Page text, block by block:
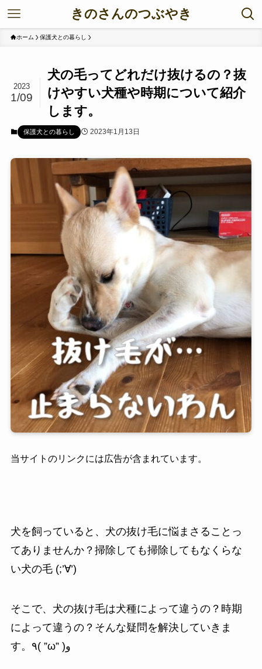
きのさんのつぶやき
ホーム 保護犬との暮らし
犬の毛ってどれだけ抜けるの？抜
けやすい犬種や時期について紹介
します。
2023
1/09
保護犬との暮らし 2023年1月13日
当サイトのリンクには広告が含まれています。
犬を飼っていると、犬の抜け毛に悩まさることっ
てありませんか？掃除しても掃除してもなくらな
い犬の毛 (;’∀’)
そこで、犬の抜け毛は犬種によって違うの？時期
によって違うの？そんな疑問を解決していきま
す。٩( ”ω” )و